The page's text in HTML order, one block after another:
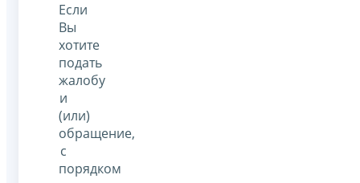
Если
Вы
хотите
подать
жалобу
и
(или)
обращение,
с
порядком